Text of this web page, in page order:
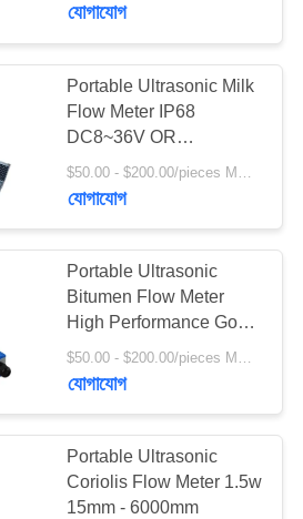
যোগাযোগ
Portable Ultrasonic Milk
Flow Meter IP68
DC8~36V OR
AC85~265V
যোগাযোগ
Portable Ultrasonic
Bitumen Flow Meter
High Performance Good
Price
$50.00 - $200.00/pieces MOQ:১ পিসি
যোগাযোগ
Portable Ultrasonic
Coriolis Flow Meter 1.5w
15mm - 6000mm